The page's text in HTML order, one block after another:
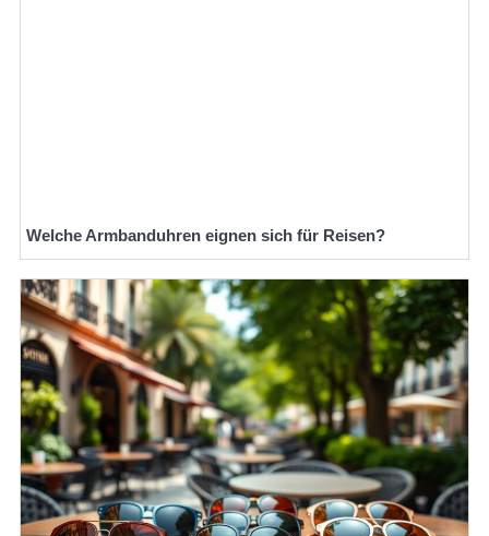
Welche Armbanduhren eignen sich für Reisen?